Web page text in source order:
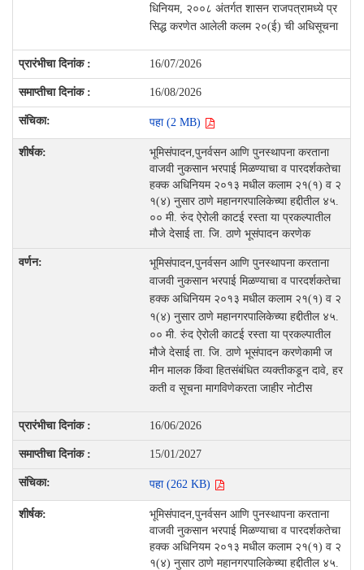
धिनियम, २००८ अंतर्गत शासन राजपत्रामध्ये प्र
सिद्ध करणेत आलेली कलम २०(ई) ची अधिसूचना
16/07/2026
16/08/2026
पहा (2 MB)
भूमिसंपादन,पुनर्वसन आणि पुनस्थापना करताना
वाजवी नुकसान भरपाई मिळण्याचा व पारदर्शकतेचा
हक्क अधिनियम २०१३ मधील कलाम २१(१) व २
१(४) नुसार ठाणे महानगरपालिकेच्या हद्दीतील ४५.
०० मी. रुंद ऐरोली काटई रस्ता या प्रकल्पातील
मौजे देसाई ता. जि. ठाणे भूसंपादन करणेक
भूमिसंपादन,पुनर्वसन आणि पुनस्थापना करताना
वाजवी नुकसान भरपाई मिळण्याचा व पारदर्शकतेचा
हक्क अधिनियम २०१३ मधील कलाम २१(१) व २
१(४) नुसार ठाणे महानगरपालिकेच्या हद्दीतील ४५.
०० मी. रुंद ऐरोली काटई रस्ता या प्रकल्पातील
मौजे देसाई ता. जि. ठाणे भूसंपादन करणेकामी ज
मीन मालक किंवा हितसंबंधित व्यक्तीकडून दावे, हर
कती व सूचना मागविणेकरता जाहीर नोटीस
16/06/2026
15/01/2027
पहा (262 KB)
भूमिसंपादन,पुनर्वसन आणि पुनस्थापना करताना
वाजवी नुकसान भरपाई मिळण्याचा व पारदर्शकतेचा
हक्क अधिनियम २०१३ मधील कलाम २१(१) व २
१(४) नुसार ठाणे महानगरपालिकेच्या हद्दीतील ४५.